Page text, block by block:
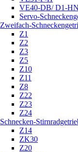
VE40-DB/ D1-HN
Servo-
Zweifach-
Z1
Z2
Z3
Z5
Z10
Z11
Z8
Z22
Z23
Z24
Schnecken-
Z14
ZK30
Z20